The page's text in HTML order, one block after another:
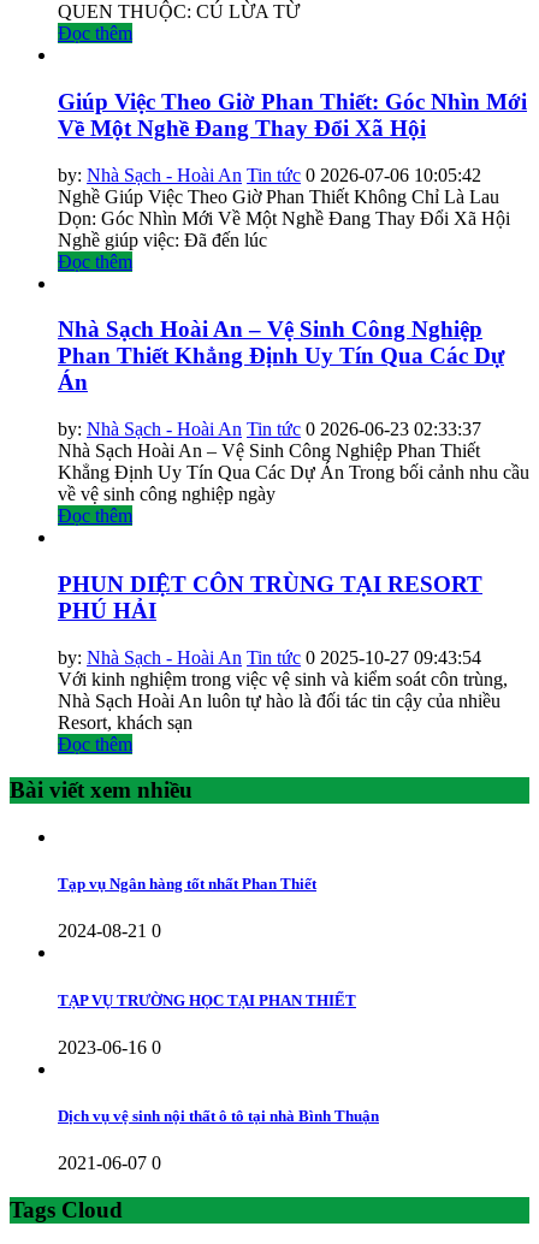
QUEN THUỘC: CÚ LỪA TỪ
Đọc thêm
Giúp Việc Theo Giờ Phan Thiết: Góc Nhìn Mới
Về Một Nghề Đang Thay Đổi Xã Hội
by: Nhà Sạch - Hoài An Tin tức 0 2026-07-06 10:05:42
Nghề Giúp Việc Theo Giờ Phan Thiết Không Chỉ Là Lau
Dọn: Góc Nhìn Mới Về Một Nghề Đang Thay Đổi Xã Hội
Nghề giúp việc: Đã đến lúc
Đọc thêm
Nhà Sạch Hoài An – Vệ Sinh Công Nghiệp
Phan Thiết Khẳng Định Uy Tín Qua Các Dự
Án
by: Nhà Sạch - Hoài An Tin tức 0 2026-06-23 02:33:37
Nhà Sạch Hoài An – Vệ Sinh Công Nghiệp Phan Thiết
Khẳng Định Uy Tín Qua Các Dự Án Trong bối cảnh nhu cầu
về vệ sinh công nghiệp ngày
Đọc thêm
PHUN DIỆT CÔN TRÙNG TẠI RESORT
PHÚ HẢI
by: Nhà Sạch - Hoài An Tin tức 0 2025-10-27 09:43:54
Với kinh nghiệm trong việc vệ sinh và kiểm soát côn trùng,
Nhà Sạch Hoài An luôn tự hào là đối tác tin cậy của nhiều
Resort, khách sạn
Đọc thêm
Bài viết xem nhiều
Tạp vụ Ngân hàng tốt nhất Phan Thiết
2024-08-21 0
TẠP VỤ TRƯỜNG HỌC TẠI PHAN THIẾT
2023-06-16 0
Dịch vụ vệ sinh nội thất ô tô tại nhà Bình Thuận
2021-06-07 0
Tags Cloud